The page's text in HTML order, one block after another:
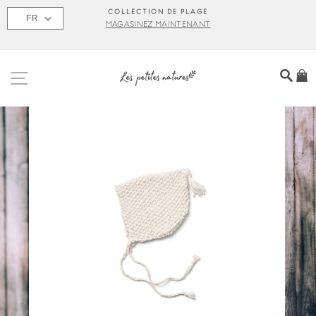
Passer
COLLECTION DE PLAGE
MAGASINEZ MAINTENANT
FR